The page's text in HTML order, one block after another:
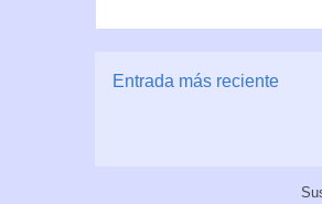
Entrada más reciente